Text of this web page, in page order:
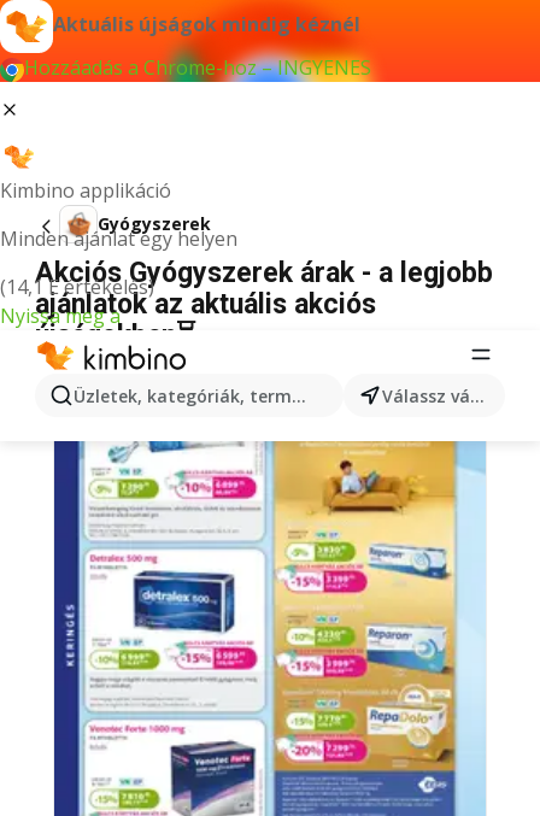
Aktuális újságok mindig kéznél
Hozzáadás a Chrome-hoz – INGYENES
Kimbino applikáció
Minden ajánlat egy helyen
(14,1 E értékelés)
Nyissa meg a
Üzletek, kategóriák, termékek keresése... Válassz várost
Gyógyszerek
Akciós Gyógyszerek árak - a legjobb
ajánlatok az aktuális akciós
újságokban⏳